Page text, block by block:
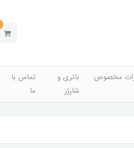
مخصوص
باتری و
شارژر
تماس با
ما